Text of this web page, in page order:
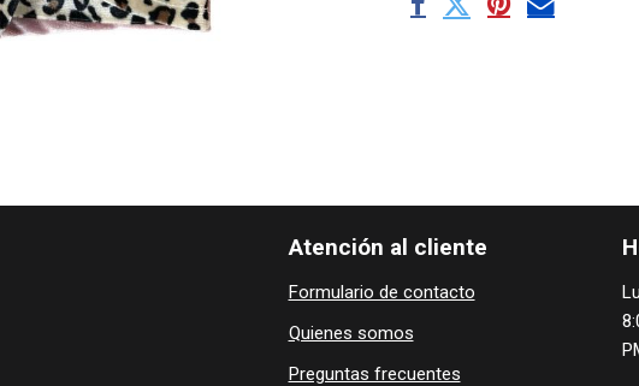
Atención al cliente
Formulario de contacto
Quienes ​som​​​os
Preguntas frecuentes